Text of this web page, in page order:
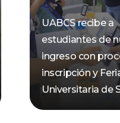
UABCS recibe a
estudiantes de
ingreso con
inscripción y
Universitaria de